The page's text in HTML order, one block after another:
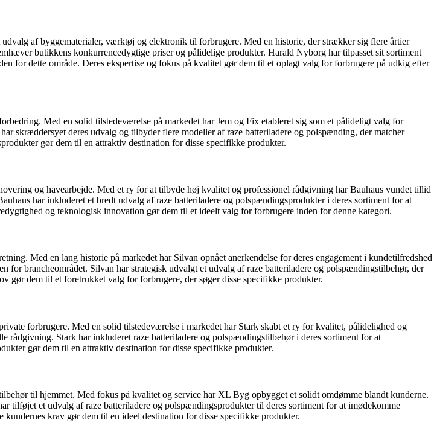
af byggematerialer, værktøj og elektronik til forbrugere. Med en historie, der strækker sig flere årtier
butikkens konkurrencedygtige priser og pålidelige produkter. Harald Nyborg har tilpasset sit sortiment
for dette område. Deres ekspertise og fokus på kvalitet gør dem til et oplagt valg for forbrugere på udkig efter
Med en solid tilstedeværelse på markedet har Jem og Fix etableret sig som et pålideligt valg for
skræddersyet deres udvalg og tilbyder flere modeller af raze batteriladere og polspænding, der matcher
gør dem til en attraktiv destination for disse specifikke produkter.
og havearbejde. Med et ry for at tilbyde høj kvalitet og professionel rådgivning har Bauhaus vundet tillid
har inkluderet et bredt udvalg af raze batteriladere og polspændingsprodukter i deres sortiment for at
og teknologisk innovation gør dem til et ideelt valg for forbrugere inden for denne kategori.
Med en lang historie på markedet har Silvan opnået anerkendelse for deres engagement i kundetilfredshed
brancheområdet. Silvan har strategisk udvalgt et udvalg af raze batteriladere og polspændingstilbehør, der
gør dem til et foretrukket valg for forbrugere, der søger disse specifikke produkter.
forbrugere. Med en solid tilstedeværelse i markedet har Stark skabt et ry for kvalitet, pålidelighed og
Stark har inkluderet raze batteriladere og polspændingstilbehør i deres sortiment for at
gør dem til en attraktiv destination for disse specifikke produkter.
til hjemmet. Med fokus på kvalitet og service har XL Byg opbygget et solidt omdømme blandt kunderne.
et udvalg af raze batteriladere og polspændingsprodukter til deres sortiment for at imødekomme
krav gør dem til en ideel destination for disse specifikke produkter.